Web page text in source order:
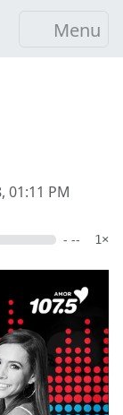
Menu
01:11 PM
- -- 1×